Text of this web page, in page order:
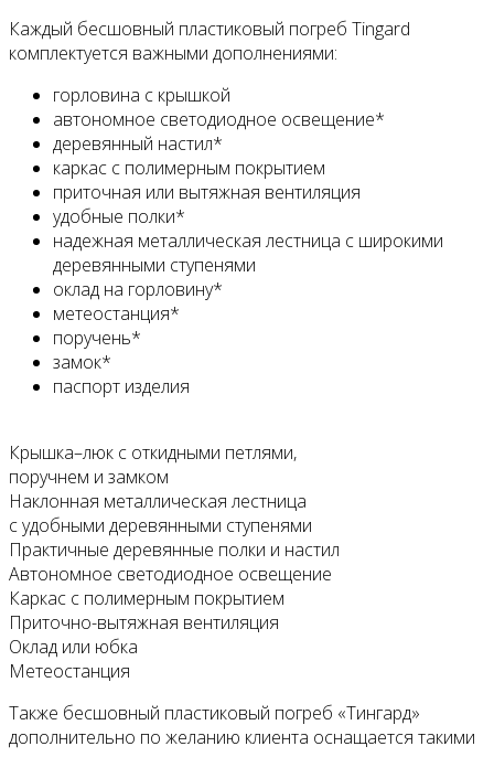
Каждый бесшовный пластиковый погреб Tingard
комплектуется важными дополнениями:
горловина с крышкой
автономное светодиодное освещение*
деревянный настил*
каркас с полимерным покрытием
приточная или вытяжная вентиляция
удобные полки*
надежная металлическая лестница с широкими
деревянными ступенями
оклад на горловину*
метеостанция*
поручень*
замок*
паспорт изделия
Крышка–люк с откидными петлями,
поручнем и замком
Наклонная металлическая лестница
с удобными деревянными ступенями
Практичные деревянные полки и настил
Автономное светодиодное освещение
Каркас с полимерным покрытием
Приточно-вытяжная вентиляция
Оклад или юбка
Метеостанция
Также бесшовный пластиковый погреб «Тингард»
дополнительно по желанию клиента оснащается такими